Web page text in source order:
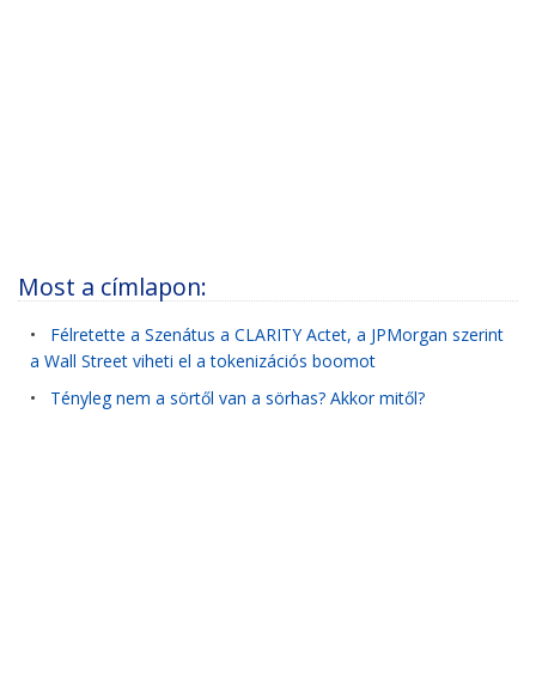
Most a címlapon:
• Félretette a Szenátus a CLARITY Actet, a JPMorgan szerint
a Wall Street viheti el a tokenizációs boomot
• Tényleg nem a sörtől van a sörhas? Akkor mitől?